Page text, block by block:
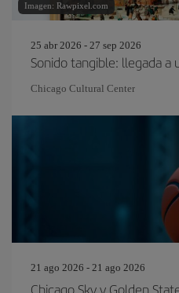
Imagen: Rawpixel.com
25 abr 2026 - 27 sep 2026
Sonido tangible: llegada
Chicago Cultural Center
21 ago 2026 - 21 ago 2026
Chicago Sky v Golden